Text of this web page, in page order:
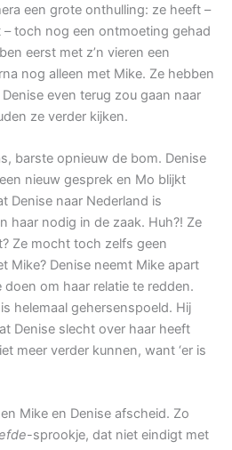
een grote onthulling: ze heeft –
– toch nog een ontmoeting gehad
eerst met z’n vieren een
nog alleen met Mike. Ze hebben
even terug zou gaan naar
ze verder kijken.
barste opnieuw de bom. Denise
nieuw gesprek en Mo blijkt
Denise naar Nederland is
haar nodig in de zaak. Huh?! Ze
Ze mocht toch zelfs geen
Mike? Denise neemt Mike apart
om haar relatie te redden.
helemaal gehersenspoeld. Hij
Denise slecht over haar heeft
meer verder kunnen, want ‘er is
Mike en Denise afscheid. Zo
-sprookje, dat niet eindigt met